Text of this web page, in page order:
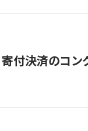
寄付決済のコン